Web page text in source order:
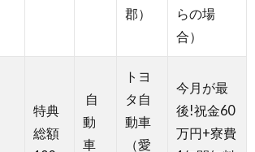
郡）
らの場
合）
特典
総額
自
動
車
トヨ
タ自
動車
（愛
今月が最
後!祝金60
万円+寮費